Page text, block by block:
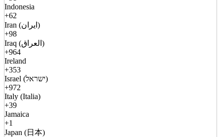
Indonesia
+62
Iran (ایران)
+98
Iraq (العراق)
+964
Ireland
+353
Israel (ישראל)
+972
Italy (Italia)
+39
Jamaica
+1
Japan (日本)